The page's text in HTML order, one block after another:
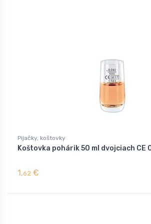
Pijačky, koštovky
Koštovka pohárik 50 ml dvojciach CE
1,62 €